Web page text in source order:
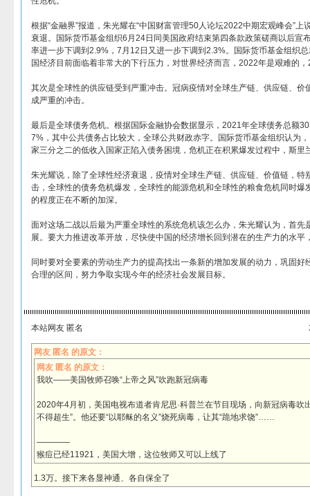
根据“金融界”报道，朱光耀在“中国财富管理50人论坛2022中期宏观峰会”上
衰退。国际货币基金组织6月24日同美国政府结束第四条款政策磋商以后宣
率进一步下调到2.9%，7月12日又进一步下调到2.3%。国际货币基金组织
国经济目前面临着非常大的下行压力，对世界经济而言，2022年是艰难的
其次是全球性的供应链受到严重冲击。冠病疫情对全球生产链、供应链、价
成严重的冲击。
最后是全球债务危机。根据国际金融协会数据显示，2021年全球债务总额
7%，其中公共债务占比较大，全球公共财政赤字。国际货币基金组织认为
家三分之二的低收入国家正陷入债务困境，危机正在积累爆发过程中，斯里
朱光耀说，除了全球性经济衰退，疫情对全球生产链、供应链、价值链，特
击，全球性的债务危机爆发，全球性的能源危机和全球性的粮食危机同时爆
的程度正在不断的加深。
面对这场二战以后最为严重全球性的系统危机该怎么办，朱光耀认为，首先
展。要大力推进改革开放，尽快使中国的经济增长回到潜在的生产力的水平
同时要对全要素的劳动生产力的提高找出一条新的增加发展的动力，巩固好
合理的区间，努力争取实现今年的经济社会发展目标。
本站网友 匿名
网友 匿名 的原文：
网友 匿名 的原文：
我吹——美国牧师召唤“上帝之风”吹跑新冠病毒
2020年4月初，美国电视布道者肯尼思·科普兰在节目现场，向新冠病毒吹
不得超生”。他还要“以耶稣的名义”烧死病毒，让其“跪地求饶”……
————
猴痘已经11921，美国大增，这位牧师又可以上线了
1.3万。接下来各显神通、各自保全了